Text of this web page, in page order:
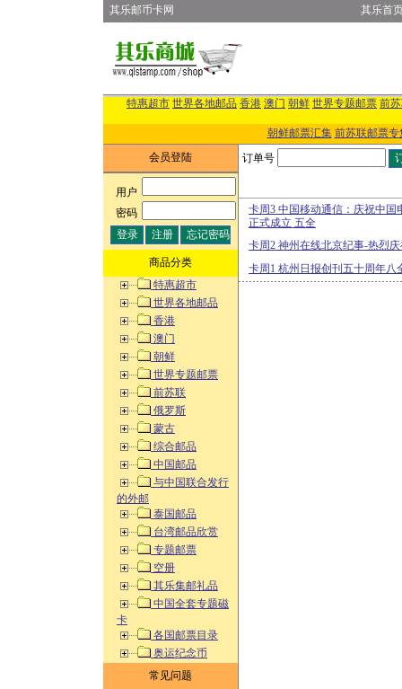
其乐邮币卡网 其乐首
特惠超市 世界各地邮品 香港 澳门 朝鲜 世界专题邮票 前
朝鲜邮票汇集 前苏联邮票专
会员登陆
用户:
密码:
商品分类
特惠超市
世界各地邮品
香港
澳门
朝鲜
世界专题邮票
前苏联
俄罗斯
蒙古
综合邮品
中国邮品
与中国联合发行
的外邮
泰国邮品
台湾邮品欣赏
专题邮票
空册
其乐集邮礼品
中国全套专题磁
卡
各国邮票目录
奥运纪念币
常见问题
订单号
卡周3 中国移动通信：庆祝中
正式成立 五全
卡周2 神州在线北京纪事-热烈
卡周1 杭州日报创刊五十周年八